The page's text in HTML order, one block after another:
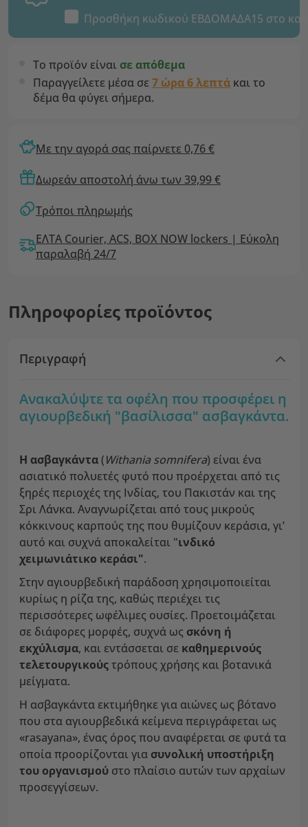
Προσθήκη κωδικού ΕΒΔΟΜΑΔΑ15 στο
Το προϊόν είναι σε απόθεμα
Παραγγείλετε μέσα σε7 ώρα 6 λεπτά και το
δέμα θα φύγει σήμερα.
Με την αγορά σας παίρνετε 0,76 €
Δωρεάν αποστολή άνω των 39,99 €
Τρόποι πληρωμής
ΕΛΤΑ Courier, ACS, BOX NOW lockers | Εύκολη
παραλαβή 24/7
Πληροφορίες προϊόντος
Περιγραφή
Ανακαλύψτε τα οφέλη που προσφέρει η
αγιουρβεδική "βασίλισσα" ασβαγκάντα.
Η ασβαγκάντα(Withania somnifera) είναι ένα
ασιατικό πολυετές φυτό που προέρχεται από τις
ξηρές περιοχές της Ινδίας, του Πακιστάν και της
Σρι Λάνκα. Αναγνωρίζεται από τους μικρούς
κόκκινους καρπούς της που θυμίζουν κεράσια, γι’
αυτό και συχνά αποκαλείται "ινδικό
χειμωνιάτικο κεράσι".
Στην αγιουρβεδική παράδοση χρησιμοποιείται
κυρίως η ρίζα της, καθώς περιέχει τις
περισσότερες ωφέλιμες ουσίες. Προετοιμάζεται
σε διάφορες μορφές, συχνά ως σκόνη ή
εκχύλισμα, και εντάσσεται σε καθημερινούς
τελετουργικούςτρόπους χρήσης και βοτανικά
μείγματα.
Η ασβαγκάντα εκτιμήθηκε για αιώνες ως βότανο
που στα αγιουρβεδικά κείμενα περιγράφεται ως
«rasayana», ένας όρος που αναφέρεται σε φυτά τα
οποία προορίζονται για συνολική υποστήριξη
του οργανισμού στο πλαίσιο αυτών των αρχαίων
προσεγγίσεων.